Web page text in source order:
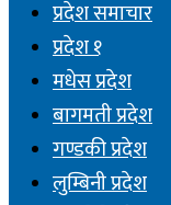
प्रदेश समाचार
प्रदेश १
मधेस प्रदेश
बागमती प्रदेश
गण्डकी प्रदेश
लुम्बिनी प्रदेश